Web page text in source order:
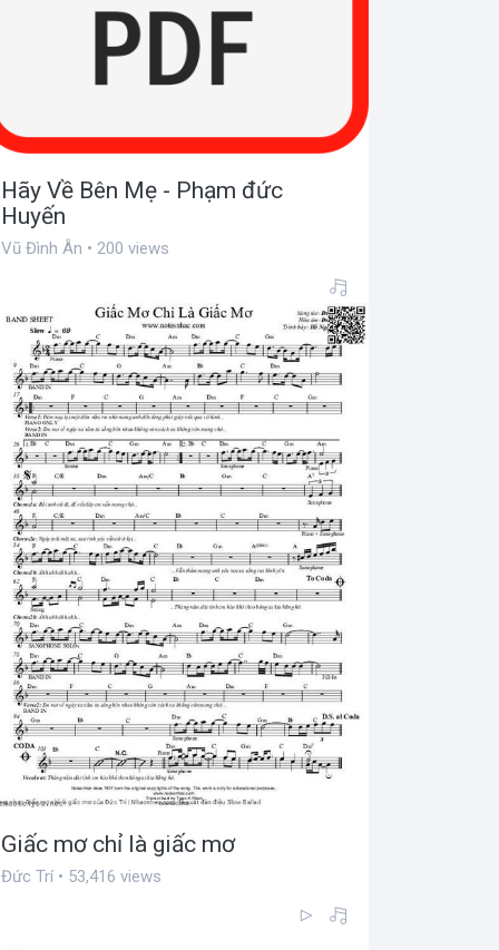
Hãy Về Bên Mẹ - Phạm đức
Huyến
Vũ Đình Ân • 200 views
Giấc mơ chỉ là giấc mơ
Đức Trí • 53,416 views